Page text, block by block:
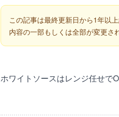
この記事は最終更新日から1年以上
内容の一部もしくは全部が変更さ
ホワイトソースはレンジ任せで